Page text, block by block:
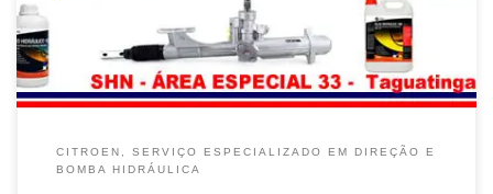
com Troca de Fluídos […]
CITROEN, SERVIÇO ESPECIALIZADO EM DIREÇÃO E
BOMBA HIDRÁULICA